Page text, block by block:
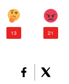
13 21